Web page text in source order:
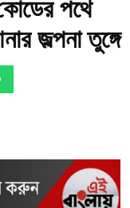
পথে
জল্পনা তুঙ্গে